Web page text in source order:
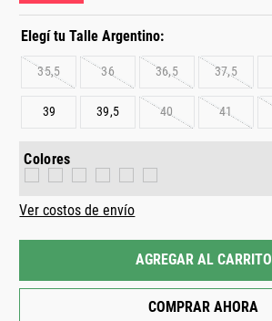
35,5 36 36,5 37,5
39 39,5 40 41
Colores
Ver costos de envío
AGREGAR AL CARRITO
COMPRAR AHORA